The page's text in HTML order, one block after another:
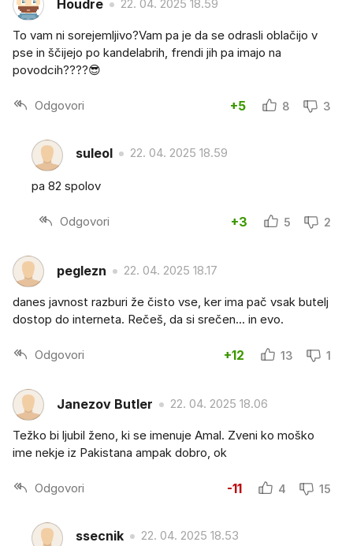
Houdre 22. 04. 2025 18.59
To vam ni sorejemljivo?Vam pa je da se odrasli oblačijo v
pse in ščijejo po kandelabrih, frendi jih pa imajo na
povodcih????😎
Odgovori +5 8 3
suleol 22. 04. 2025 18.59
pa 82 spolov
Odgovori +3 5 2
peglezn 22. 04. 2025 18.17
danes javnost razburi že čisto vse, ker ima pač vsak butelj
dostop do interneta. Rečeš, da si srečen... in evo.
Odgovori +12 13 1
Janezov Butler 22. 04. 2025 18.06
Težko bi ljubil ženo, ki se imenuje Amal. Zveni ko moško
ime nekje iz Pakistana ampak dobro, ok
Odgovori -11 4 15
ssecnik 22. 04. 2025 18.53